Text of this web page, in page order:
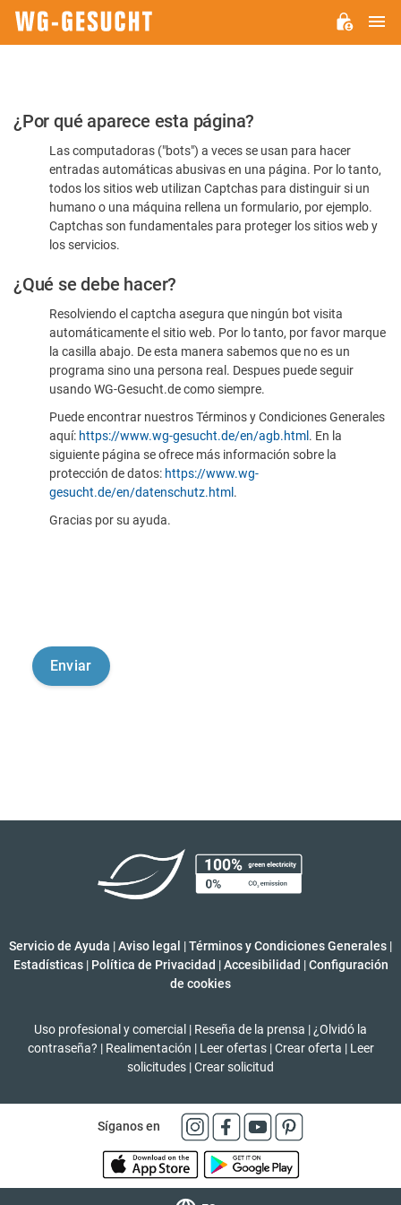
Por
favor,
confirme
humano
¿Por qué aparece esta página?
Las computadoras ("bots") a veces se usan para hacer
entradas automáticas abusivas en una página. Por lo tanto,
todos los sitios web utilizan Captchas para distinguir si un
humano o una máquina rellena un formulario, por ejemplo.
Captchas son fundamentales para proteger los sitios web y
los servicios.
¿Qué se debe hacer?
Resolviendo el captcha asegura que ningún bot visita
automáticamente el sitio web. Por lo tanto, por favor marque
la casilla abajo. De esta manera sabemos que no es un
programa sino una persona real. Despues puede seguir
usando WG-Gesucht.de como siempre.
Puede encontrar nuestros Términos y Condiciones Generales
aquí: https://www.wg-gesucht.de/en/agb.html . En la
siguiente página se ofrece más información sobre la
protección de datos: https://www.wg-
gesucht.de/en/datenschutz.html .
Gracias por su ayuda.
Servicio de Ayuda |Aviso legal |Términos y Condiciones Generales |
Estadísticas | Política de Privacidad | Accesibilidad | Configuración
de cookies
Uso profesional y comercial | Reseña de la prensa | ¿Olvidó la
contraseña? | Realimentación | Leer ofertas | Crear oferta | Leer
solicitudes |Crear solicitud
Síganos en